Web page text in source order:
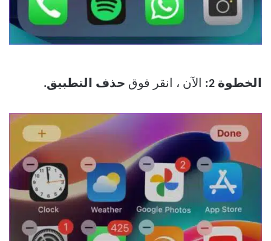
الخطوة 2: الآن ، انقر فوق حذف التطبيق.